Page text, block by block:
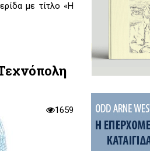
με τίτλο «Η
1659